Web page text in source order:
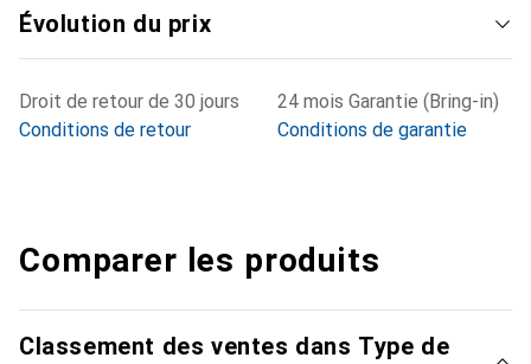
Évolution du prix
Droit de retour de 30 jours
Conditions de retour
24 mois Garantie (Bring-in)
Conditions de garantie
Comparer les produits
Classement des ventes dans Type de